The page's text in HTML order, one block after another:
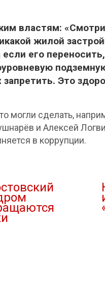
властям:
жилой
его
Это
могли сделать,
и Алексей
в коррупции.